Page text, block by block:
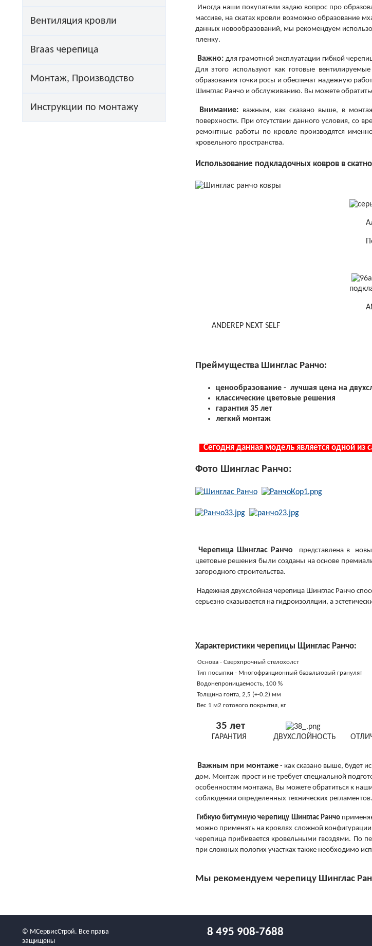
Вентиляция кровли
Braas черепица
Монтаж, Производство
Инструкции по монтажу
Иногда наши покупатели задаю вопрос про
массиве, на скатах кровли возможно образование
данных новообразований, мы рекомендуем
пленку.
Важно: для грамотной эксплуатации гибкой
Для этого используют как готовые
образования точки росы и обеспечат надежную
Шинглас Ранчо и обслуживанию. Вы можете
Внимание:
важным, как сказано выше, в
поверхности. При отсутствии данного условия, со
ремонтные работы по кровле производятся
кровельного пространства.
Использование подкладочных ковров в
ANDEREP NEXT SELF
Преймущества Шинглас Ранчо:
ценообразование - лучшая цена на
классические цветовые решения
гарантия 35 лет
легкий монтаж
Сегодня данная модель является одной
Фото Шинглас Ранчо:
Черепица Шинглас Ранчо
представлена в
цветовые решения были созданы на основе
загородного строительства.
Надежная двухслойная черепица Шинглас Ранчо
серьезно сказывается на гидроизоляции, а
Характеристики черепицы Щинглас Ранчо:
Основа - Сверхпрочный стелохолст
Тип посыпки - Многофракционный базальтовый гранулят
Водонепроницаемость, 100 %
Толщина гонта, 2,5 (+-0.2) мм
Вес 1 м2 готового покрытия, кг
35 лет
ГАРАНТИЯ ДВУХСЛОЙНОСТЬ
Важным при монтаже- как сказано выше, будет
дом. Монтаж прост и не требует специальной
особенностям монтажа, Вы можете обратиться к
соблюдении определенных технических регламентов.
Гибкую битумную черепицу Шинглас Ранчо
можно применять на кровлях сложной
черепица прибивается кровельными гвоздями. По
при сложных пологих участках также необходимо
Мы рекомендуем черепицу Шинглас
© МСервисСтрой. Все права
защищены
8 495 908-7688